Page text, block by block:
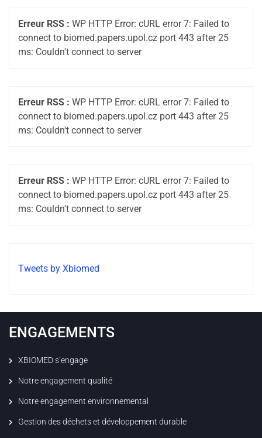
Erreur RSS : WP HTTP Error: cURL error 7: Failed to
connect to biomed.papers.upol.cz port 443 after 25
ms: Couldn't connect to server
Erreur RSS : WP HTTP Error: cURL error 7: Failed to
connect to biomed.papers.upol.cz port 443 after 25
ms: Couldn't connect to server
Erreur RSS : WP HTTP Error: cURL error 7: Failed to
connect to biomed.papers.upol.cz port 443 after 25
ms: Couldn't connect to server
Tweets by Xbiomed
ENGAGEMENTS
XBIOMED s’engage
Notre engagement qualité
Notre engagement environnemental
Gestion des déchets et développement durable